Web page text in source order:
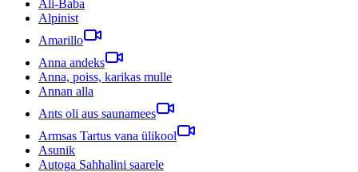
Ali-Baba
Alpinist
Amarillo
Anna andeks
Anna, poiss, karikas mulle
Annan alla
Ants oli aus saunamees
Armsas Tartus vana ülikool
Asunik
Autoga Sahhalini saarele